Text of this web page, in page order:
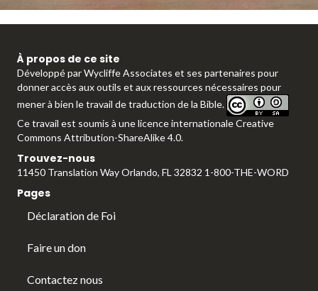
l
a
y
À propos de ce site
Développé parWycliffe Associates et ses partenaires pour
donner accès aux outils et aux ressources nécessaires pour
mener à bien le travail de traduction de la Bible.
Ce travail est soumis à unelicence internationale Creative
Commons Attribution-ShareAlike 4.0.
Trouvez-nous
11450 Translation Way Orlando, FL 32832 1-800-THE-WORD
Pages
Déclaration de Foi
Faire un don
Contactez nous